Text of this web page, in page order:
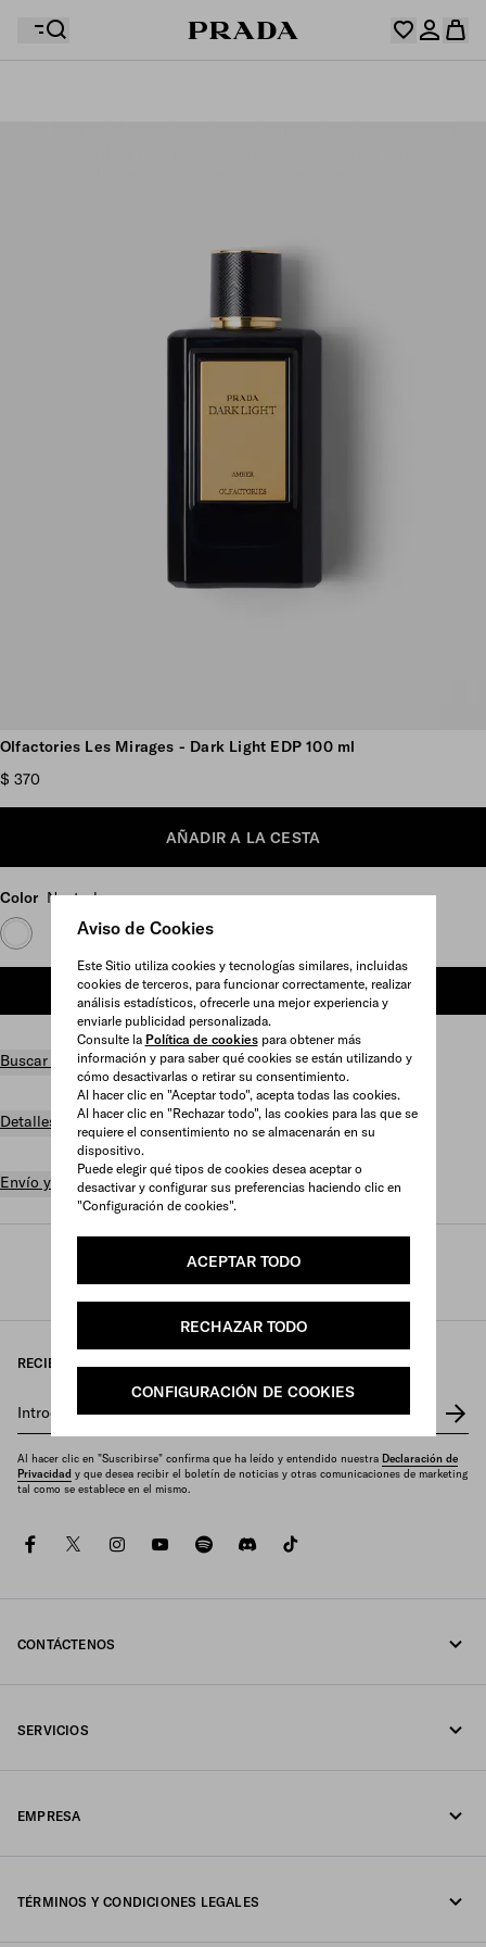
Aviso de Cookies
Este Sitio utiliza cookies y tecnologías similares, incluidas
cookies de terceros, para funcionar correctamente, realizar
análisis estadísticos, ofrecerle una mejor experiencia y
enviarle publicidad personalizada.
Consulte la Política de cookiespara obtener más
información y para saber qué cookies se están utilizando y
cómo desactivarlas o retirar su consentimiento.
Al hacer clic en "Aceptar todo", acepta todas las cookies.
Al hacer clic en "Rechazar todo", las cookies para las que se
requiere el consentimiento no se almacenarán en su
dispositivo.
Puede elegir qué tipos de cookies desea aceptar o
desactivar y configurar sus preferencias haciendo clic en
"Configuración de cookies".
ACEPTAR TODO
RECHAZAR TODO
CONFIGURACIÓN DE COOKIES
Su cesta está vacía
Ver más imágenes
Olfactories Les Mirages - Dark Light EDP 100 ml
$ 370
AÑADIR A LA CESTA
Color Neutral
AÑADIR A LA CESTA
Buscar en tienda
Detalles del producto
Envío y devolución gratuitos
Pefumes y beauty / Fragancias
Fragancias para mujer
RECIBA NUESTRO BOLETÍN
Introduzca su dirección de correo electrónico*
Al hacer clic en "Suscribirse" confirma que ha leído y entendido nuestra Declaración de
Privacidad y que desea recibir el boletín de noticias y otras comunicaciones de marketing
tal como se establece en el mismo.
facebooktwitterinstagramyoutubespotifydiscord
CONTÁCTENOS
SERVICIOS
EMPRESA
TÉRMINOS Y CONDICIONES LEGALES